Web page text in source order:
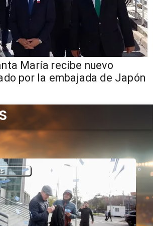
María recibe nuevo
por la embajada de Japón